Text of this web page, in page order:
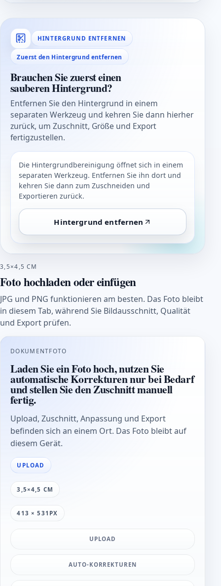
HINTERGRUND ENTFERNEN
Zuerst den Hintergrund entfernen
Brauchen Sie zuerst einen
sauberen Hintergrund?
Entfernen Sie den Hintergrund in einem
separaten Werkzeug und kehren Sie dann hierher
zurück, um Zuschnitt, Größe und Export
fertigzustellen.
Die Hintergrundbereinigung öffnet sich in einem
separaten Werkzeug. Entfernen Sie ihn dort und
kehren Sie dann zum Zuschneiden und
Exportieren zurück.
Hintergrund entfernen
3,5×4,5 CM
Foto hochladen oder einfügen
JPG und PNG funktionieren am besten. Das Foto bleibt
in diesem Tab, während Sie Bildausschnitt, Qualität
und Export prüfen.
DOKUMENTFOTO
Laden Sie ein Foto hoch, nutzen Sie
automatische Korrekturen nur bei Bedarf
und stellen Sie den Zuschnitt manuell
fertig.
Upload, Zuschnitt, Anpassung und Export
befinden sich an einem Ort. Das Foto bleibt auf
diesem Gerät.
UPLOAD
3,5×4,5 CM
413 × 531PX
UPLOAD
AUTO-KORREKTUREN